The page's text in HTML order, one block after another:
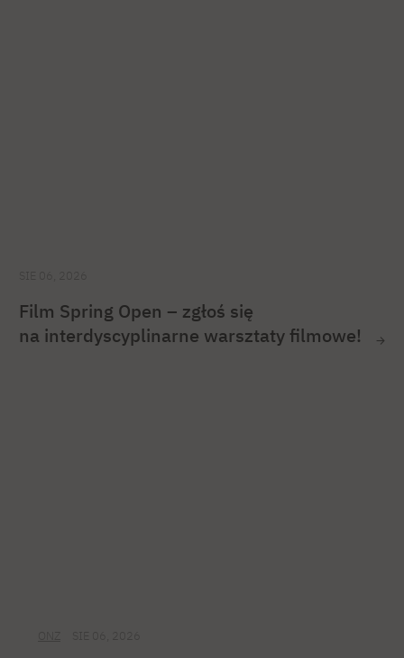
Film Spring Open – zgłoś się
na interdyscyplinarne warsztaty filmowe!